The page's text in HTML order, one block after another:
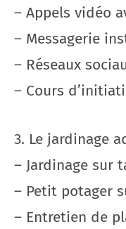
– Appels vidéo
– Messagerie
– Réseaux
– Cours
3. Le jardinage
– Jardinage sur
– Petit potager
– Entretien de